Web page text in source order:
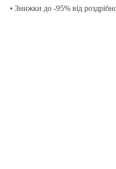
• Знижки до -95% від